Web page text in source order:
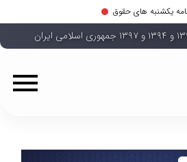
یکشنبه های حقوق